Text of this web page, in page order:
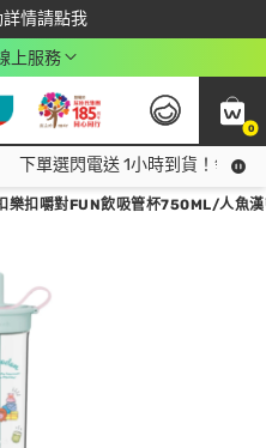
情請點我
高回饋$350
上服務
0
下單選閃電送 1小時到貨！領神
樂扣嚼對FUN飲吸管杯750ML/人魚